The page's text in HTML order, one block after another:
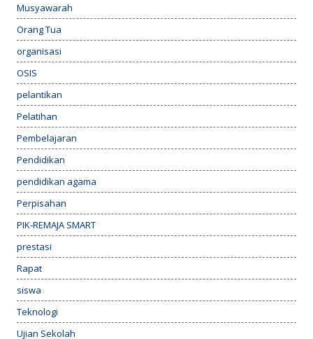
Musyawarah
Orang Tua
organisasi
OSIS
pelantikan
Pelatihan
Pembelajaran
Pendidikan
pendidikan agama
Perpisahan
PIK-REMAJA SMART
prestasi
Rapat
siswa
Teknologi
Ujian Sekolah